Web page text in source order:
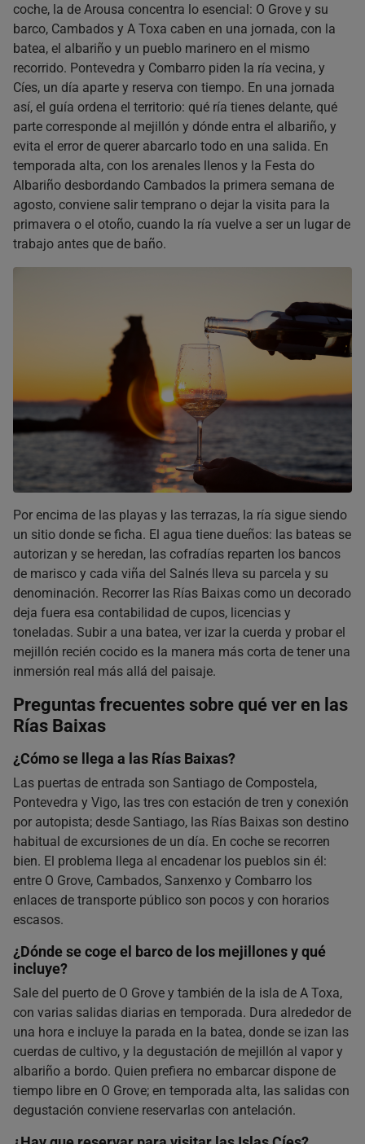
coche, la de Arousa concentra lo esencial: O Grove y su
barco, Cambados y A Toxa caben en una jornada, con la
batea, el albariño y un pueblo marinero en el mismo
recorrido. Pontevedra y Combarro piden la ría vecina, y
Cíes, un día aparte y reserva con tiempo. En una jornada
así, el guía ordena el territorio: qué ría tienes delante, qué
parte corresponde al mejillón y dónde entra el albariño, y
evita el error de querer abarcarlo todo en una salida. En
temporada alta, con los arenales llenos y la Festa do
Albariño desbordando Cambados la primera semana de
agosto, conviene salir temprano o dejar la visita para la
primavera o el otoño, cuando la ría vuelve a ser un lugar de
trabajo antes que de baño.
Por encima de las playas y las terrazas, la ría sigue siendo
un sitio donde se ficha. El agua tiene dueños: las bateas se
autorizan y se heredan, las cofradías reparten los bancos
de marisco y cada viña del Salnés lleva su parcela y su
denominación. Recorrer las Rías Baixas como un decorado
deja fuera esa contabilidad de cupos, licencias y
toneladas. Subir a una batea, ver izar la cuerda y probar el
mejillón recién cocido es la manera más corta de tener una
inmersión real más allá del paisaje.
Preguntas frecuentes sobre qué ver en las
Rías Baixas
¿Cómo se llega a las Rías Baixas?
Las puertas de entrada son Santiago de Compostela,
Pontevedra y Vigo, las tres con estación de tren y conexión
por autopista; desde Santiago, las Rías Baixas son destino
habitual de excursiones de un día. En coche se recorren
bien. El problema llega al encadenar los pueblos sin él:
entre O Grove, Cambados, Sanxenxo y Combarro los
enlaces de transporte público son pocos y con horarios
escasos.
¿Dónde se coge el barco de los mejillones y qué
incluye?
Sale del puerto de O Grove y también de la isla de A Toxa,
con varias salidas diarias en temporada. Dura alrededor de
una hora e incluye la parada en la batea, donde se izan las
cuerdas de cultivo, y la degustación de mejillón al vapor y
albariño a bordo. Quien prefiera no embarcar dispone de
tiempo libre en O Grove; en temporada alta, las salidas con
degustación conviene reservarlas con antelación.